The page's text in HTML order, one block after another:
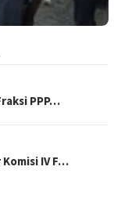
PPP…
IV F…